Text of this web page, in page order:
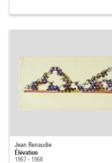
Jean Renaudie
Élévation
1967 - 1968